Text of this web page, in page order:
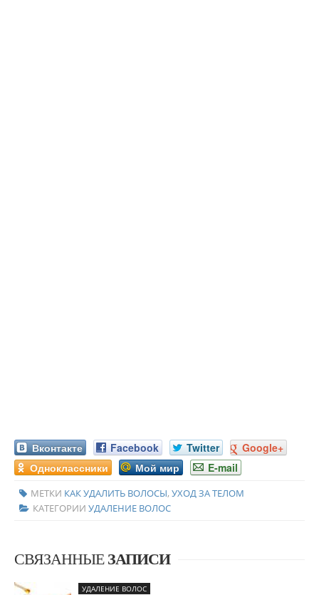
Вконтакте Facebook Twitter
Google+
Одноклассники
Мой мир E-mail
МЕТКИ КАК УДАЛИТЬ ВОЛОСЫ, УХОД ЗА ТЕЛОМ
КАТЕГОРИИ УДАЛЕНИЕ ВОЛОС
СВЯЗАННЫЕ ЗАПИСИ
УДАЛЕНИЕ ВОЛОС